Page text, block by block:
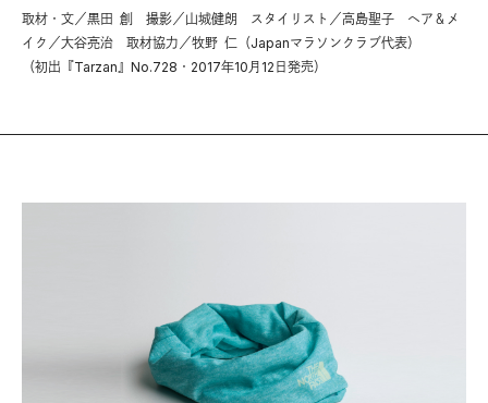
取材・文／黒田 創 撮影／山城健朗 スタイリスト／高島聖子 ヘア＆メ
イク／大谷亮治 取材協力／牧野 仁（Japanマラソンクラブ代表）
（初出『Tarzan』No.728・2017年10月12日発売）